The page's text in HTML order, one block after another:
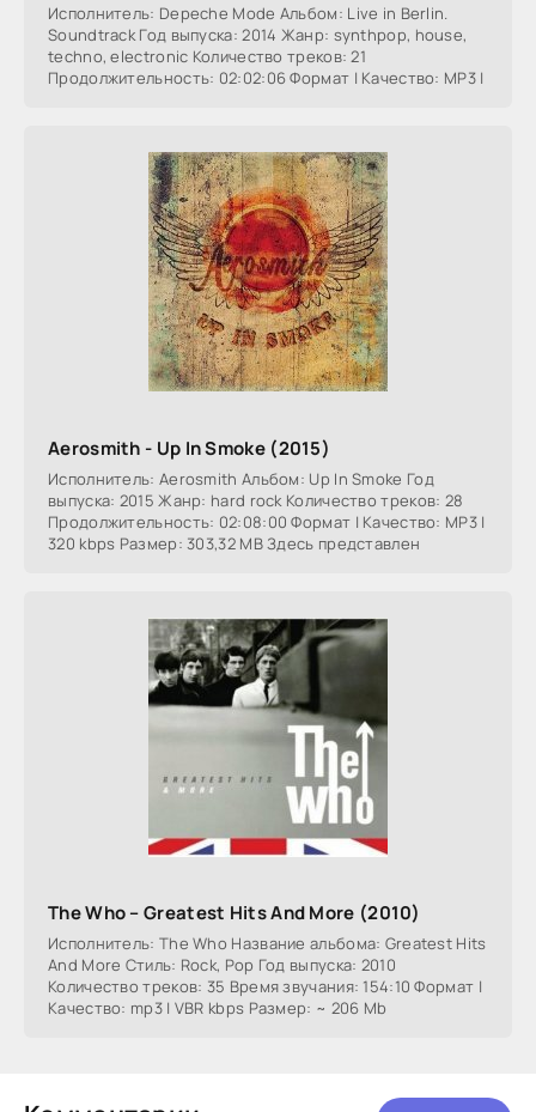
Исполнитель: Depeche Mode Альбом: Live in Berlin.
Soundtrack Год выпуска: 2014 Жанр: synthpop, house,
techno, electronic Количество треков: 21
Продолжительность: 02:02:06 Формат | Качество: MP3 |
Aerosmith - Up In Smoke (2015)
Исполнитель: Aerosmith Альбом: Up In Smoke Год
выпуска: 2015 Жанр: hard rock Количество треков: 28
Продолжительность: 02:08:00 Формат | Качество: MP3 |
320 kbps Размер: 303,32 MB Здесь представлен
The Who – Greatest Hits And More (2010)
Исполнитель: The Who Название альбома: Greatest Hits
And More Стиль: Rock, Pop Год выпуска: 2010
Количество треков: 35 Время звучания: 154:10 Формат |
Качество: mp3 | VBR kbps Размер: ~ 206 Mb